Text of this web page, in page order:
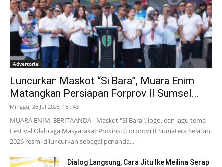
Advertorial
Luncurkan Maskot “Si Bara”, Muara Enim
Matangkan Persiapan Forprov II Sumsel...
Minggu, 26 Jul 2026, 16 : 43
MUARA ENIM, BERITAANDA - Maskot "Si Bara", logo, dan lagu tema
Festival Olahraga Masyarakat Provinsi (Forprov) II Sumatera Selatan
2026 resmi diluncurkan sebagai penanda...
Dialog Langsung, Cara Jitu Ike Meilina Serap